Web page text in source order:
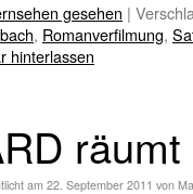
gesehen |
, Romanverfilmung,
hinterlassen
am 22. September 2011 von